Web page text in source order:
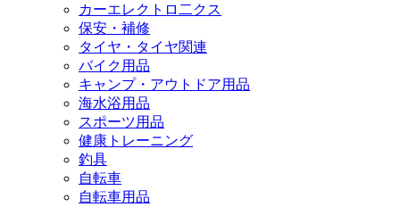
カーエレクトロ二クス
保安・補修
タイヤ・タイヤ関連
バイク用品
キャンプ・アウトドア用品
海水浴用品
スポーツ用品
健康トレーニング
釣具
自転車
自転車用品